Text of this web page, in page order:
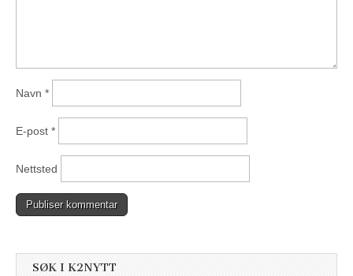
Navn *
E-post *
Nettsted
SØK I K2NYTT